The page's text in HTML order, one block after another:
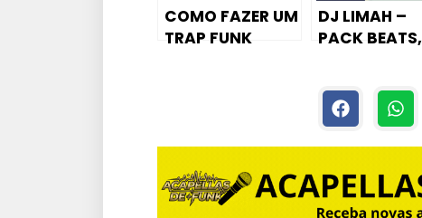
COMO FAZER UM
TRAP FUNK
DJ LIMAH –
PACK BEATS,